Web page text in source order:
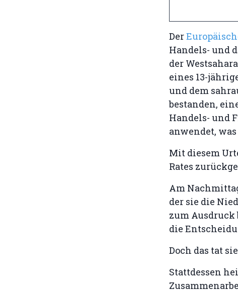
Der
Handels- und
der
eines 13-
und dem
bestanden,
Handels- und
anwendet,
Mit diesem
Rates
Am
der sie die
zum Ausdruck
die
Doch das tat
Stattdessen